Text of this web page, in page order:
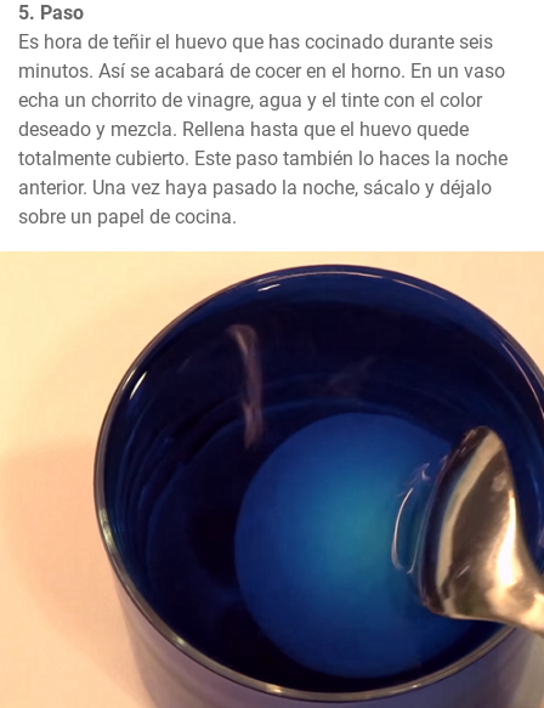
5. Paso
Es hora de teñir el huevo que has cocinado durante seis
minutos. Así se acabará de cocer en el horno. En un vaso
echa un chorrito de vinagre, agua y el tinte con el color
deseado y mezcla. Rellena hasta que el huevo quede
totalmente cubierto. Este paso también lo haces la noche
anterior. Una vez haya pasado la noche, sácalo y déjalo
sobre un papel de cocina.